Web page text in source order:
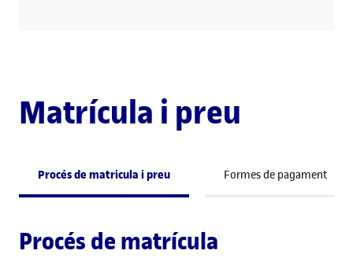
Matrícula i preu
Procés de matricula i preu Formes de pagament
Procés de matrícula